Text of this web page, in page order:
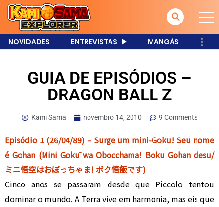
NOVIDADES ENTREVISTAS MANGÁS
GUIA DE EPISÓDIOS –
DRAGON BALL Z
Kami Sama novembro 14, 2010 9 Comments
Episódio 1 (26/04/89) – Surge um mini-Goku! Seu nome
é Gohan (Mini Gokū wa Obocchama! Boku Gohan desu/
ミニ悟空はおぼっちゃま! ボク悟飯です)
Cinco anos se passaram desde que Piccolo tentou
dominar o mundo. A Terra vive em harmonia, mas eis que